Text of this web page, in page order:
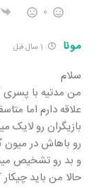
0
مونا
سلام
من مدتیه با پسری
علاقه دارم اما
بازیگران رو لایک
رو باهاش در
و بد رو تشخیص
حالا من باید